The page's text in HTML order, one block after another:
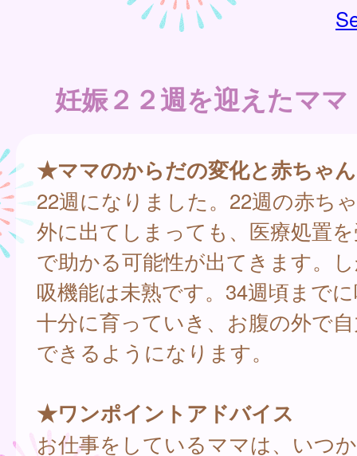
妊娠２２週を迎えたマ
★ママのからだの変化と赤ちゃ
22週になりました。22週の赤ち
外に出てしまっても、医療処置
で助かる可能性が出てきます。
吸機能は未熟です。34週頃まで
十分に育っていき、お腹の外で
できるようになります。
★ワンポイントアドバイス
お仕事をしているママは、いつ